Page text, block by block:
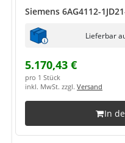
Siemens 6AG4112-
Lieferbar
5.170,43 €
pro 1 Stück
inkl. MwSt. zzgl. Versand
In